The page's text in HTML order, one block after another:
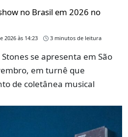
no Brasil em 2026 no
2026 às 14:23 3 minutos de leitura
se apresenta em São
em turnê que
de coletânea musical